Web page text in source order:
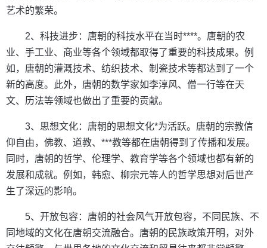
艺术的繁荣。
2、科技进步：唐朝的科技水平在当时****。唐朝的农
业、手工业、商业等各个领域都取得了重要的科技成果。例
如，唐朝的灌溉技术、纺织技术、制瓷技术等都达到了一个
新的高度。此外，唐朝的数学家如李淳风、僧一行等在天
文、历法等领域也做出了重要的贡献。
3、思想文化：唐朝的思想文化*为活跃。唐朝的宗教信
仰自由，佛教、道教、***教等都在唐朝得到了传播和发展。
同时，唐朝的哲学、伦理学、教育学等各个领域也都有新的
发展和成就。例如，韩愈、柳宗元等人的哲学思想对后世产
生了深远的影响。
5、开放包容：唐朝的社会风气开放包容，不同民族、不
同地域的文化在唐朝交流融合。唐朝的民族政策开明，对外